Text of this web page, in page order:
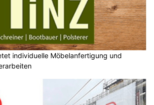
individuelle Möbelanfertigung und